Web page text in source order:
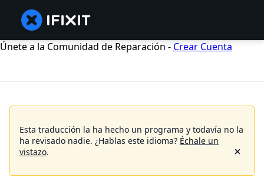
Únete a la Comunidad de Reparación - Crear Cuenta
Esta traducción la ha hecho un programa y todavía no la
ha revisado nadie. ¿Hablas este idioma? Échale un
vistazo.